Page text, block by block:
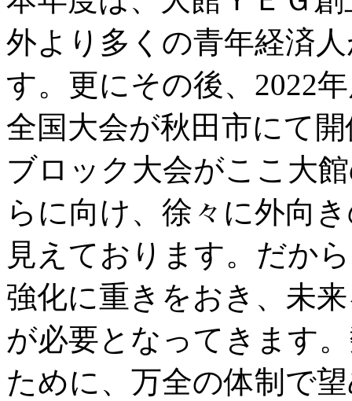
外より多くの青年経済
す。更にその後、2022
全国大会が秋田市にて
ブロック大会がここ大
らに向け、徐々に外向
見えております。だか
強化に重きをおき、未
が必要となってきます
ために、万全の体制で